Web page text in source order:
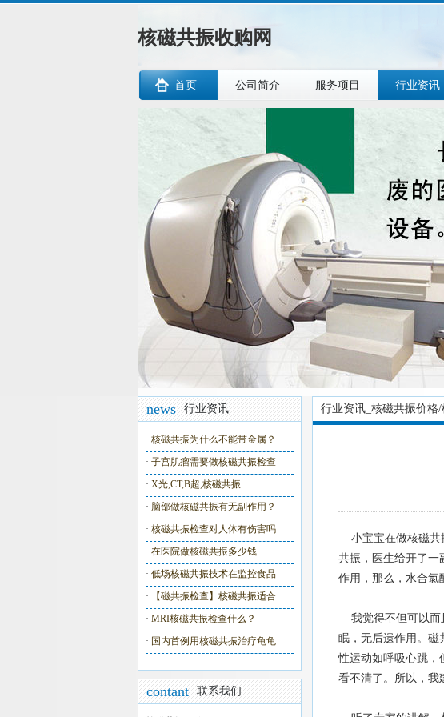
核磁共振收购网
首页 公司简介 服务项目 行业资讯
news 行业资讯
· 核磁共振为什么不能带金属？
· 子宫肌瘤需要做核磁共振检查
· X光,CT,B超,核磁共振
· 脑部做核磁共振有无副作用？
· 核磁共振检查对人体有伤害吗
· 在医院做核磁共振多少钱
· 低场核磁共振技术在监控食品
·
【磁共振检查】核磁共振适合
· MRI核磁共振检查什么？
· 国内首例用核磁共振治疗龟龟
contant 联系我们
行业资讯_核磁共振价格
小宝宝在做核磁共
共振，医生给开了一
作用，那么，水合氯
我觉得不但可以而
眠，无后遗作用。磁
性运动如呼吸心跳，
看不清了。所以，我